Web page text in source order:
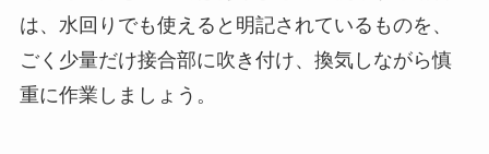
は、水回りでも使えると明記されているものを、
ごく少量だけ接合部に吹き付け、換気しながら慎
重に作業しましょう。